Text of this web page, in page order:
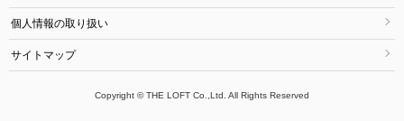
個人情報の取り扱い
サイトマップ
Copyright © THE LOFT Co.,Ltd. All Rights Reserved